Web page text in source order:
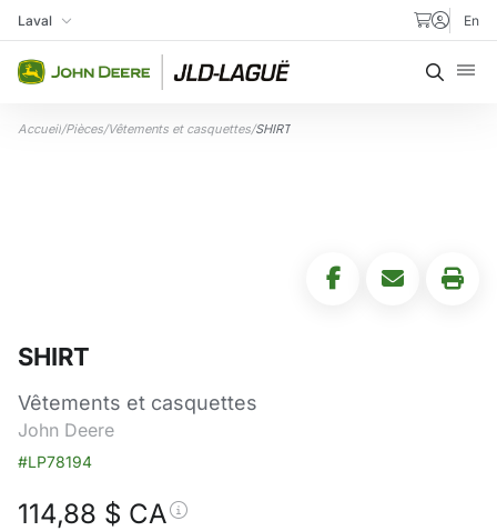
Aller au contenu
Ma succursale
Laval En
Accueil/Pièces/Vêtements et casquettes/SHIRT
SHIRT
Vêtements et casquettes
John Deere
#LP78194
114,88 $ CA